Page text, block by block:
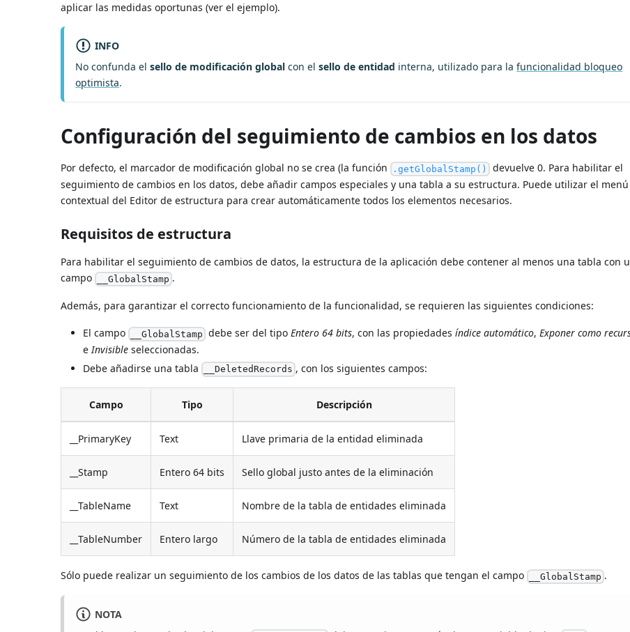
aplicar las medidas oportunas (ver el ejemplo).
INFO
No confunda elsello de modificación global con elsello de entidad interna, utilizado para lafuncionalidad bloqueo
optimista.
Configuración del seguimiento de cambios en los datos
Por defecto, el marcador de modificación global no se crea (la función .getGlobalStamp() devuelve 0. Para habilitar el
seguimiento de cambios en los datos, debe añadir campos especiales y una tabla a su estructura. Puede utilizar el menú
contextual del Editor de estructura para crear automáticamente todos los elementos necesarios.
Requisitos de estructura
Para habilitar el seguimiento de cambios de datos, la estructura de la aplicación debe contener al menos una tabla con
campo
__GlobalStamp .
Además, para garantizar el correcto funcionamiento de la funcionalidad, se requieren las siguientes condiciones:
El campo __GlobalStamp debe ser del tipo Entero 64 bits, con las propiedades índice automático, Exponer como
e Invisible seleccionadas.
Debe añadirse una tabla
__DeletedRecords , con los siguientes campos:
Campo Tipo Descripción
__PrimaryKey Text Llave primaria de la entidad eliminada
__Stamp Entero 64 bits Sello global justo antes de la eliminación
__TableName Text Nombre de la tabla de entidades eliminada
__TableNumber Entero largo Número de la tabla de entidades eliminada
Sólo puede realizar un seguimiento de los cambios de los datos de las tablas que tengan el campo __GlobalStamp .
NOTA